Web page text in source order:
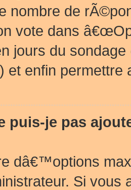
nombre de
vote dans
jours du
et enfin permettre
puis-je pas
dâ€™options
Si vous